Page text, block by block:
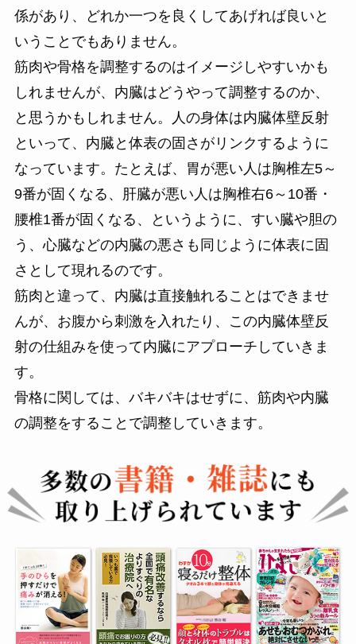
係があり、どれか一つを良くしてあげれば良いと
いうことでもありません。
筋肉や骨格を調整するのはイメージしやすいかも
しれませんが、内臓はどうやって調整するのか、
と思うかもしれません。人の身体は内臓体壁反射
といって、内臓と体表の固さがリンクするように
なっています。たとえば、胃が悪い人は胸椎左5～
9番が固くなる、肝臓が悪い人は胸椎右6～10番・
腰椎1番が固くなる、というように、すい臓や胆の
う、心臓などの内臓の悪さも同じように体表に固
さとして現れるのです。
筋肉と違って、内臓は直接触れることはできませ
んが、お腹から刺激を入れたり、この内臓体壁反
射の仕組みを使って内臓にアプローチしていきま
す。
骨格に関しては、バキバキはせずに、筋肉や内臓
の調整をすることで調整していきます。